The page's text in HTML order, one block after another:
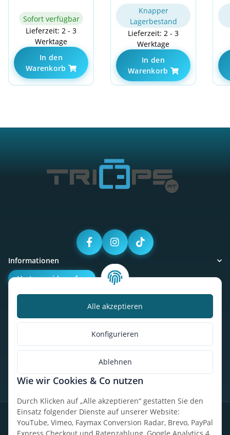
Alle akzeptieren
Konfigurieren
Ablehnen
Wie wir Cookies & Co nutzen
Durch Klicken auf „Alle akzeptieren“ gestatten Sie den
Einsatz folgender Dienste auf unserer Website:
YouTube, Vimeo, Faymax Conversion Radar, Brevo, PayPal
Sofort verfügbar
Lieferzeit: 2 - 3
Werktage
In den
Warenkorb
Knapper
Lagerbestand
Lieferzeit: 2 - 3
Werktage
In den
Warenkorb
Informationen
Vertrag widerrufen
Kalorienbedarfsrechner
So findest du uns
* Alle Preise inkl. gesetzlicher USt., zzgl.Versand
Datenschutz Widerrufsrecht AGBImpressumSitemap